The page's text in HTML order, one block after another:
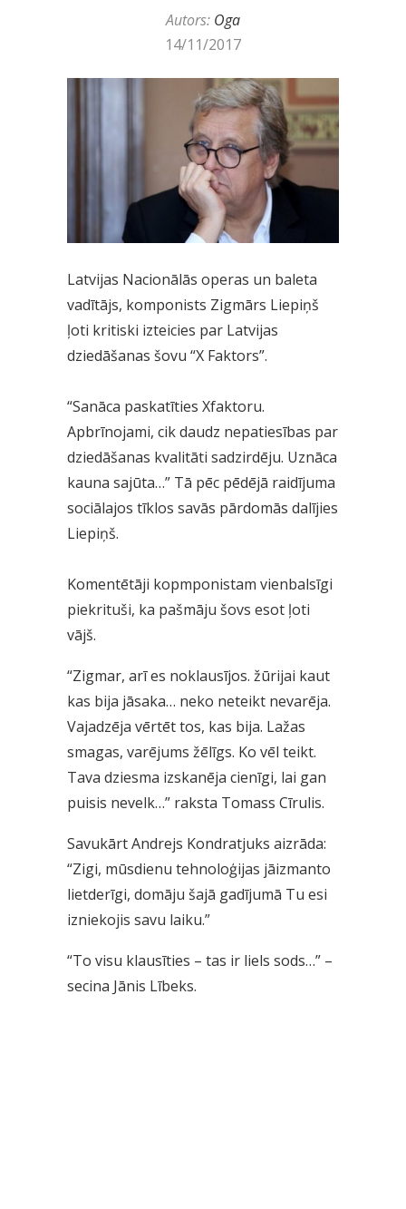
Autors: Oga
14/11/2017
Latvijas Nacionālās operas un baleta
vadītājs, komponists Zigmārs Liepiņš
ļoti kritiski izteicies par Latvijas
dziedāšanas šovu “X Faktors”.
“Sanāca paskatīties Xfaktoru.
Apbrīnojami, cik daudz nepatiesības par
dziedāšanas kvalitāti sadzirdēju. Uznāca
kauna sajūta…” Tā pēc pēdējā raidījuma
sociālajos tīklos savās pārdomās dalījies
Liepiņš.
Komentētāji kopmponistam vienbalsīgi
piekrituši, ka pašmāju šovs esot ļoti
vājš.
“Zigmar, arī es noklausījos. žūrijai kaut
kas bija jāsaka… neko neteikt nevarēja.
Vajadzēja vērtēt tos, kas bija. Lažas
smagas, varējums žēlīgs. Ko vēl teikt.
Tava dziesma izskanēja cienīgi, lai gan
puisis nevelk…” raksta Tomass Cīrulis.
Savukārt Andrejs Kondratjuks aizrāda:
“Zigi, mūsdienu tehnoloģijas jāizmanto
lietderīgi, domāju šajā gadījumā Tu esi
izniekojis savu laiku.”
“To visu klausīties – tas ir liels sods…” –
secina Jānis Lībeks.